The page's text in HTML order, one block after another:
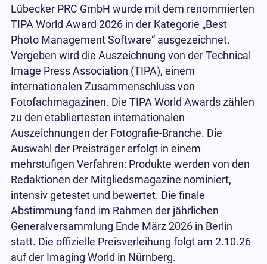
Lübecker PRC GmbH wurde mit dem renommierten
TIPA World Award 2026 in der Kategorie „Best
Photo Management Software“ ausgezeichnet.
Vergeben wird die Auszeichnung von der Technical
Image Press Association (TIPA), einem
internationalen Zusammenschluss von
Fotofachmagazinen. Die TIPA World Awards zählen
zu den etabliertesten internationalen
Auszeichnungen der Fotografie-Branche. Die
Auswahl der Preisträger erfolgt in einem
mehrstufigen Verfahren: Produkte werden von den
Redaktionen der Mitgliedsmagazine nominiert,
intensiv getestet und bewertet. Die finale
Abstimmung fand im Rahmen der jährlichen
Generalversammlung Ende März 2026 in Berlin
statt. Die offizielle Preisverleihung folgt am 2.10.26
auf der Imaging World in Nürnberg.